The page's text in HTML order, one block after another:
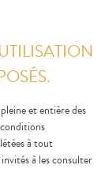
et entière des
à tout
à les consulter